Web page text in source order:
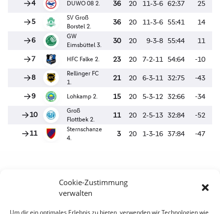
Cookie-Zustimmung
verwalten
Um dir ein optimales Erlebnis zu bieten, verwenden wir Technologien wie